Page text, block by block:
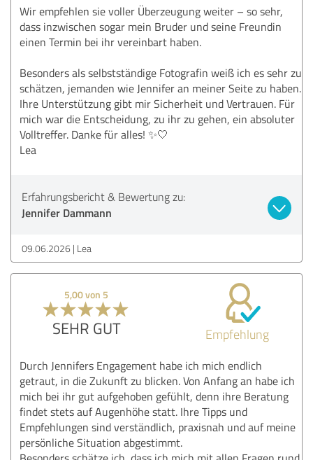
Wir empfehlen sie voller Überzeugung weiter – so sehr,
dass inzwischen sogar mein Bruder und seine Freundin
einen Termin bei ihr vereinbart haben.
Besonders als selbstständige Fotografin weiß ich es sehr zu
schätzen, jemanden wie Jennifer an meiner Seite zu haben.
Ihre Unterstützung gibt mir Sicherheit und Vertrauen. Für
mich war die Entscheidung, zu ihr zu gehen, ein absoluter
Volltreffer. Danke für alles! ✨🤍
Lea
Erfahrungsbericht & Bewertung zu:
Jennifer Dammann
09.06.2026 Lea
5,00 von 5
SEHR GUT Empfehlung
Durch Jennifers Engagement habe ich mich endlich
getraut, in die Zukunft zu blicken. Von Anfang an habe ich
mich bei ihr gut aufgehoben gefühlt, denn ihre Beratung
findet stets auf Augenhöhe statt. Ihre Tipps und
Empfehlungen sind verständlich, praxisnah und auf meine
persönliche Situation abgestimmt.